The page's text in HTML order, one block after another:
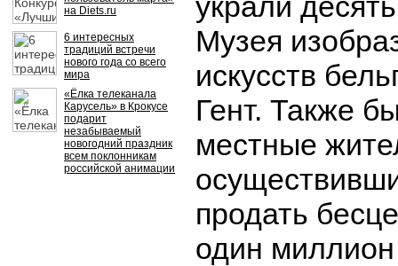
на Diets.ru
6 интересных
традиций встречи
нового года со всего
мира
«Ёлка телеканала
Карусель» в Крокусе
подарит
незабываемый
новогодний праздник
всем поклонникам
российской анимации
Музея
искусств
Гент. Также
местные
продать
один